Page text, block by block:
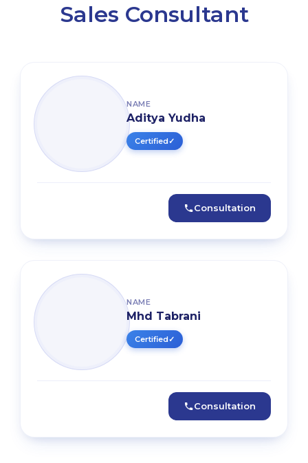
Sales Consultant
NAME
Aditya Yudha
Certified✓
Consultation
NAME
Mhd Tabrani
Certified✓
Consultation